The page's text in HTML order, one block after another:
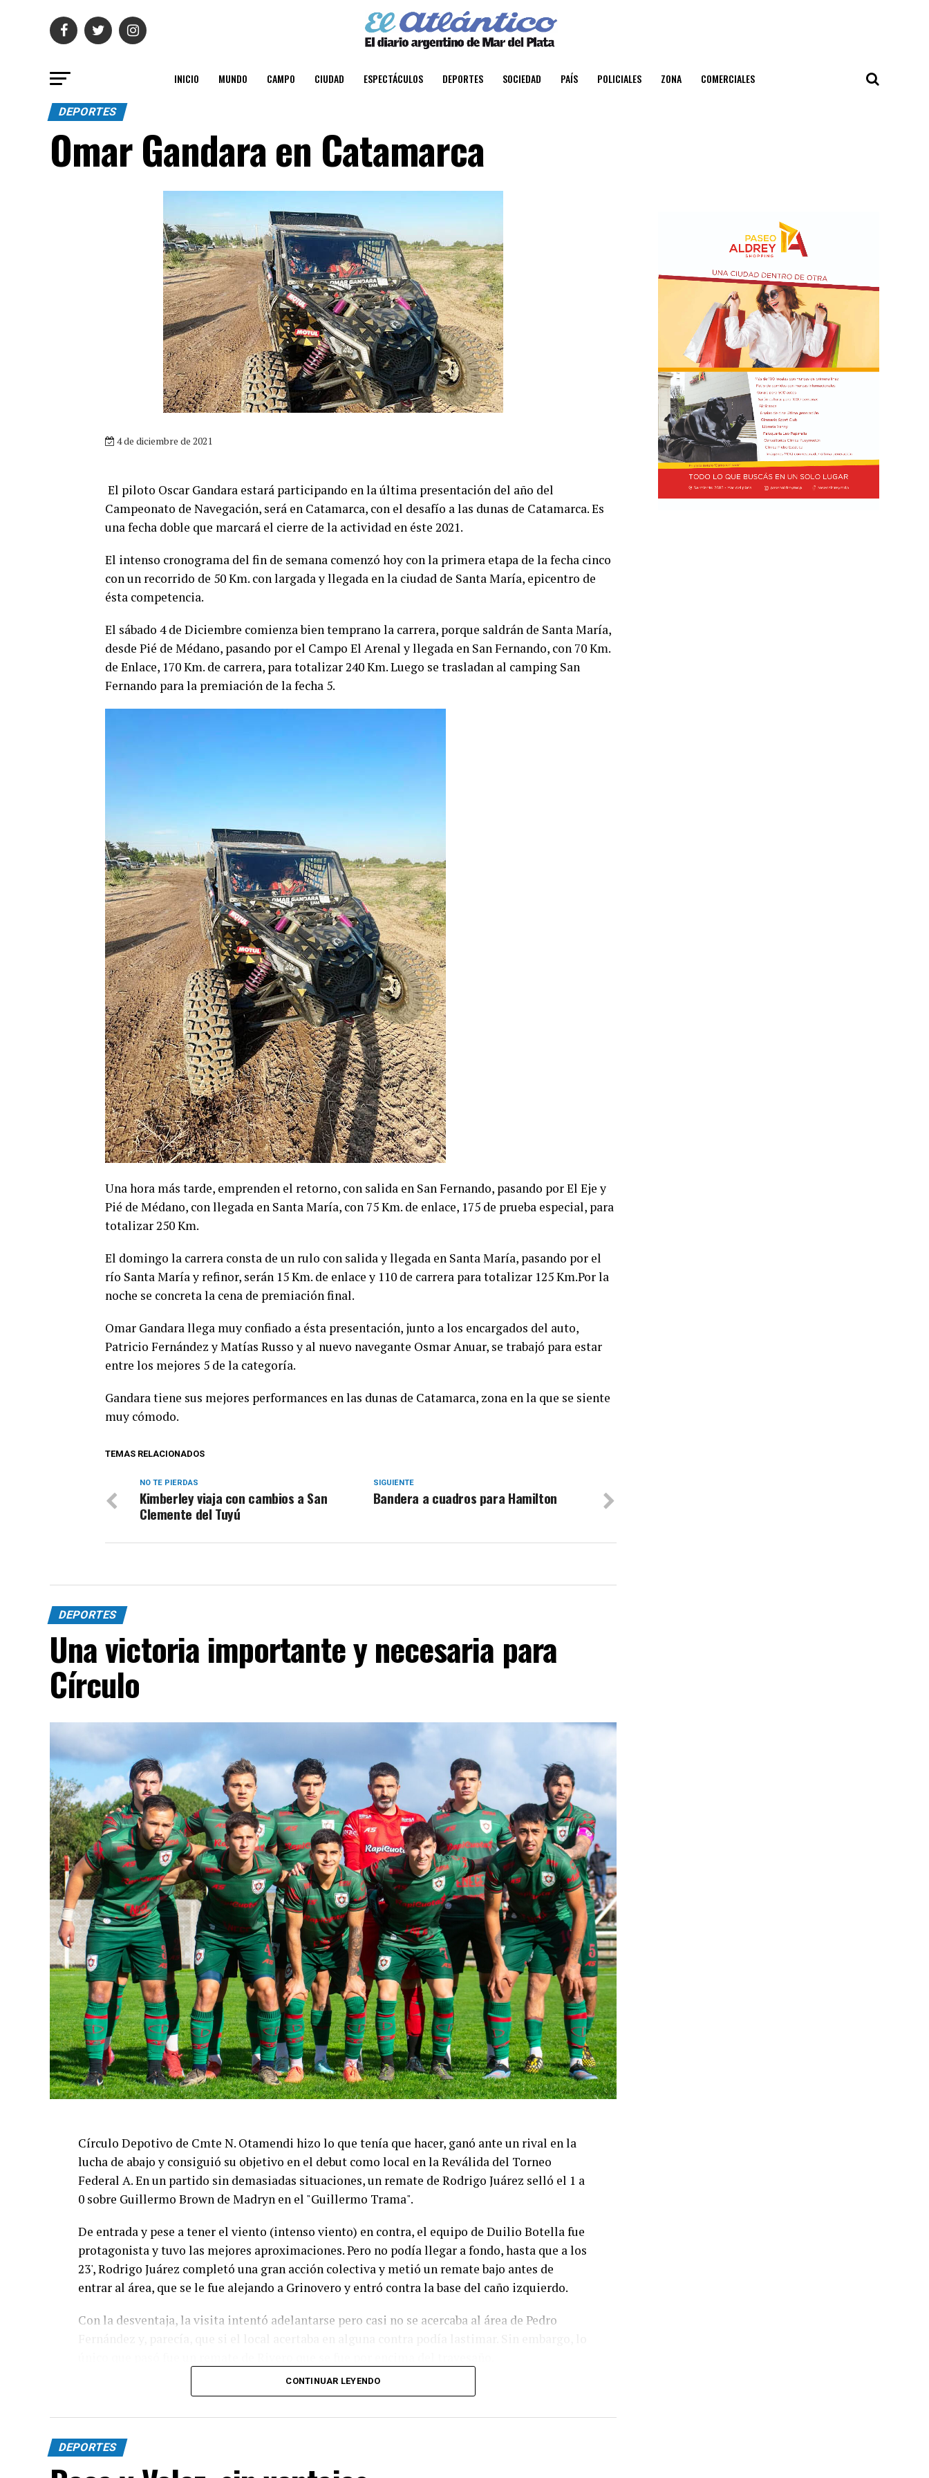
INICIO MUNDO CAMPO CIUDAD ESPECTÁCULOS DEPORTES SOCIEDAD PAÍS POLICIALES ZONA COMERCIALES
DEPORTES
Omar Gandara en Catamarca
4 de diciembre de 2021
El piloto Oscar Gandara estará participando en la última presentación del año del
Campeonato de Navegación, será en Catamarca, con el desafío a las dunas de Catamarca. Es
una fecha doble que marcará el cierre de la actividad en éste 2021.
El intenso cronograma del fin de semana comenzó hoy con la primera etapa de la fecha cinco
con un recorrido de 50 Km. con largada y llegada en la ciudad de Santa María, epicentro de
ésta competencia.
El sábado 4 de Diciembre comienza bien temprano la carrera, porque saldrán de Santa María,
desde Pié de Médano, pasando por el Campo El Arenal y llegada en San Fernando, con 70 Km.
de Enlace, 170 Km. de carrera, para totalizar 240 Km. Luego se trasladan al camping San
Fernando para la premiación de la fecha 5.
Una hora más tarde, emprenden el retorno, con salida en San Fernando, pasando por El Eje y
Pié de Médano, con llegada en Santa María, con 75 Km. de enlace, 175 de prueba especial, para
totalizar 250 Km.
El domingo la carrera consta de un rulo con salida y llegada en Santa María, pasando por el
río Santa María y refinor, serán 15 Km. de enlace y 110 de carrera para totalizar 125 Km.Por la
noche se concreta la cena de premiación final.
Omar Gandara llega muy confiado a ésta presentación, junto a los encargados del auto,
Patricio Fernández y Matías Russo y al nuevo navegante Osmar Anuar, se trabajó para estar
entre los mejores 5 de la categoría.
Gandara tiene sus mejores performances en las dunas de Catamarca, zona en la que se siente
muy cómodo.
TEMAS RELACIONADOS
SIGUIENTE
Bandera a cuadros para Hamilton
NO TE PIERDAS
Kimberley viaja con cambios a San
Clemente del Tuyú
DEPORTES
Una victoria importante y necesaria para
Círculo
Círculo Depotivo de Cmte N. Otamendi hizo lo que tenía que hacer, ganó ante un rival en la
lucha de abajo y consiguió su objetivo en el debut como local en la Reválida del Torneo
Federal A. En un partido sin demasiadas situaciones, un remate de Rodrigo Juárez selló el 1 a
0 sobre Guillermo Brown de Madryn en el "Guillermo Trama".
De entrada y pese a tener el viento (intenso viento) en contra, el equipo de Duilio Botella fue
protagonista y tuvo las mejores aproximaciones. Pero no podía llegar a fondo, hasta que a los
23', Rodrigo Juárez completó una gran acción colectiva y metió un remate bajo antes de
entrar al área, que se le fue alejando a Grinovero y entró contra la base del caño izquierdo.
Con la desventaja, la visita intentó adelantarse pero casi no se acercaba al área de Pedro
pero no podían y sólo inquietaron con un cabezazo de Cucchi que controló con esfuerzo
CONTINUAR LEYENDO
DEPORTES